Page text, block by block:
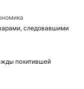
следовавшими
похитившей